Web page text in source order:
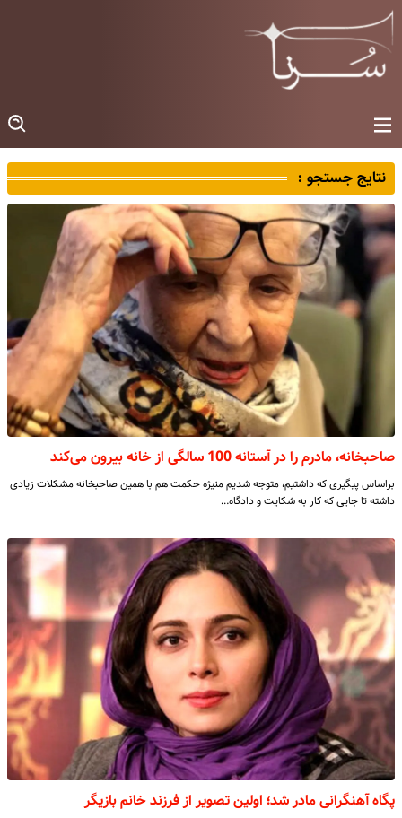
نتایج جستجو :
صاحبخانه، مادرم را در آستانه 100 سالگی از خانه بیرون می‌کند
براساس پیگیری که داشتیم، متوجه شدیم منیژه حکمت هم با همین صاحبخانه مشکلات زیادی
داشته تا جایی که کار به شکایت و دادگاه…
پگاه آهنگرانی مادر شد؛ اولین تصویر از فرزند خانم بازیگر